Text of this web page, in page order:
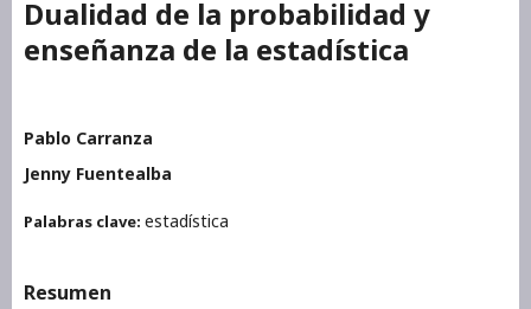
Dualidad de la probabilidad y
enseñanza de la estadística
Pablo Carranza
Jenny Fuentealba
Palabras clave: estadística
Resumen